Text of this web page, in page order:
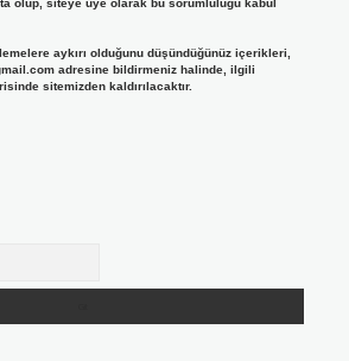
olup, siteye üye olarak bu sorumluluğu kabul
aykırı olduğunu düşündüğünüz içerikleri,
adresine bildirmeniz halinde, ilgili
sitemizden kaldırılacaktır.